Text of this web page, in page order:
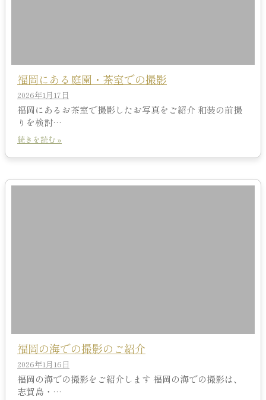
福岡にある庭園・茶室での撮影
2026年1月17日
福岡にあるお茶室で撮影したお写真をご紹介 和装の前撮
りを検討…
続きを読む »
福岡の海での撮影のご紹介
2026年1月16日
福岡の海での撮影をご紹介します 福岡の海での撮影は、
志賀島・…